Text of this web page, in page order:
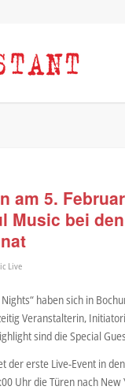
am 5.
Music bei
Live
haben sich in
Veranstalterin,
sind die Special
der erste Live-Event in
Uhr die Türen nach New